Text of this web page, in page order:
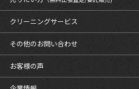
クリーニングサービス
その他のお問い合わせ
お客様の声